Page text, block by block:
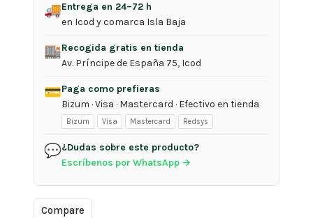
TEGRAN
cantidad
🚚Entrega en 24–72 h
en Icod y comarca Isla Baja
🏬Recogida gratis en tienda
Av. Príncipe de España 75, Icod
💳Paga como prefieras
Bizum · Visa · Mastercard · Efectivo en tienda
Bizum Visa Mastercard Redsys
💬¿Dudas sobre este producto?
Escríbenos por WhatsApp →
Compare